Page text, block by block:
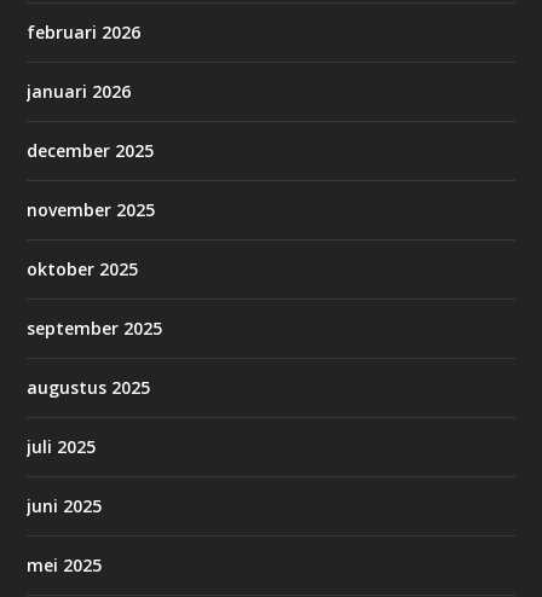
februari 2026
januari 2026
december 2025
november 2025
oktober 2025
september 2025
augustus 2025
juli 2025
juni 2025
mei 2025